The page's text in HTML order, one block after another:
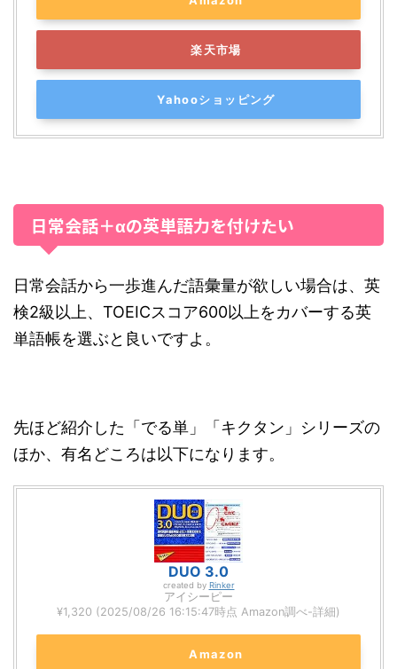
楽天市場
Yahooショッピング
日常会話＋αの英単語力を付けたい
日常会話から一歩進んだ語彙量が欲しい場合は、英
検2級以上、TOEICスコア600以上をカバーする英
単語帳を選ぶと良いですよ。
先ほど紹介した「でる単」「キクタン」シリーズの
ほか、有名どころは以下になります。
DUO 3.0
created by Rinker
アイシーピー
¥1,320 (2025/08/26 16:15:47時点 Amazon調べ-詳細)
Amazon